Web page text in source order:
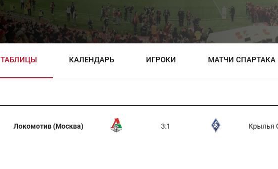
ТАБЛИЦЫ КАЛЕНДАРЬ ИГРОКИ МАТЧИ СПАРТАКА
Локомотив (Москва) 3:1 Крылья